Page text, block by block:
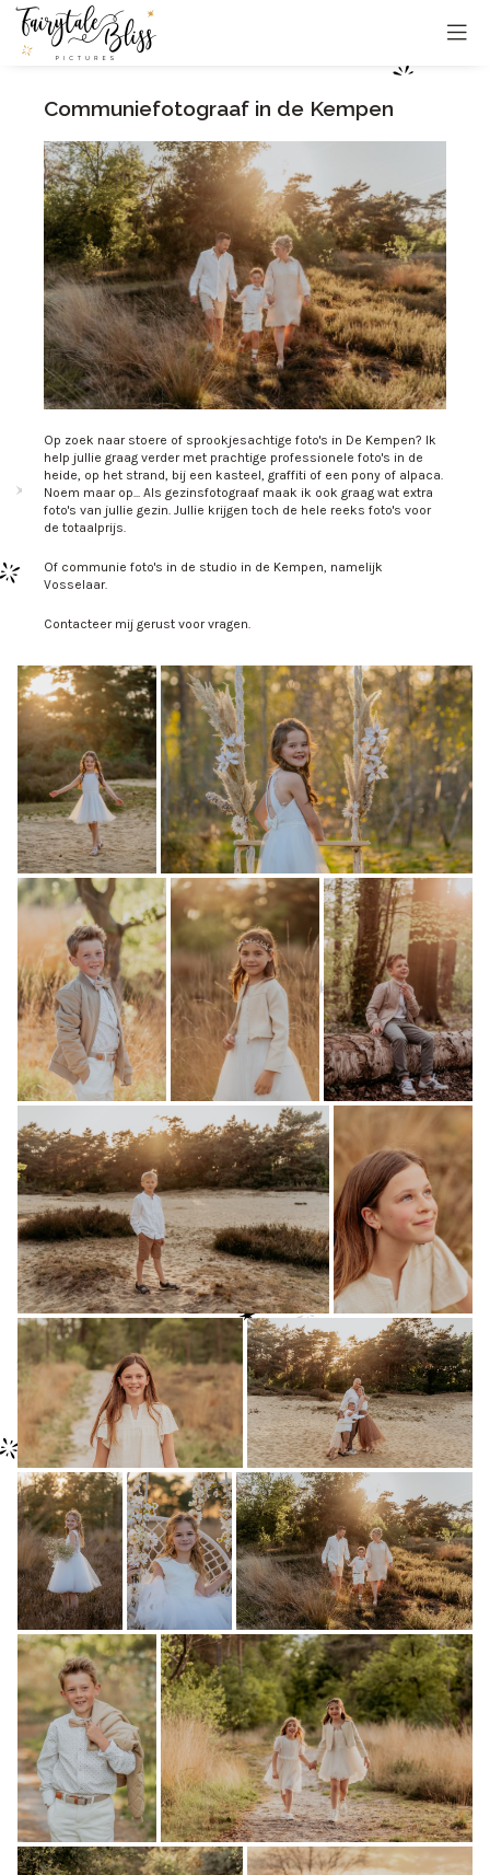
Communiefotograaf in de Kempen
Op zoek naar stoere of sprookjesachtige foto's in De Kempen? Ik
help jullie graag verder met prachtige professionele foto's in de
heide, op het strand, bij een kasteel, graffiti of een pony of alpaca.
Noem maar op... Als gezinsfotograaf maak ik ook graag wat extra
foto's van jullie gezin. Jullie krijgen toch de hele reeks foto's voor
de totaalprijs.
Of communie foto's in de studio in de Kempen, namelijk
Vosselaar.
Contacteer mij gerust voor vragen.